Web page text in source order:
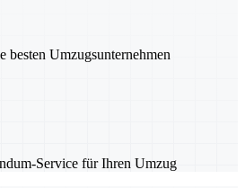
besten Umzugsunternehmen
Service für Ihren Umzug